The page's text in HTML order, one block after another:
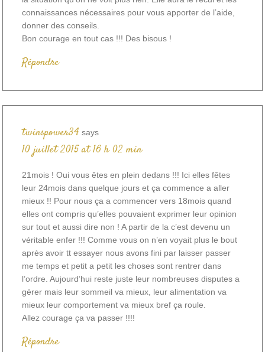
connaissances nécessaires pour vous apporter de l’aide,
donner des conseils.
Bon courage en tout cas !!! Des bisous !
Répondre
twinspower34 says
10 juillet 2015 at 16 h 02 min
21mois ! Oui vous êtes en plein dedans !!! Ici elles fêtes
leur 24mois dans quelque jours et ça commence a aller
mieux !! Pour nous ça a commencer vers 18mois quand
elles ont compris qu’elles pouvaient exprimer leur opinion
sur tout et aussi dire non ! A partir de la c’est devenu un
véritable enfer !!! Comme vous on n’en voyait plus le bout
après avoir tt essayer nous avons fini par laisser passer
me temps et petit a petit les choses sont rentrer dans
l’ordre. Aujourd’hui reste juste leur nombreuses disputes a
gérer mais leur sommeil va mieux, leur alimentation va
mieux leur comportement va mieux bref ça roule.
Allez courage ça va passer !!!!
Répondre